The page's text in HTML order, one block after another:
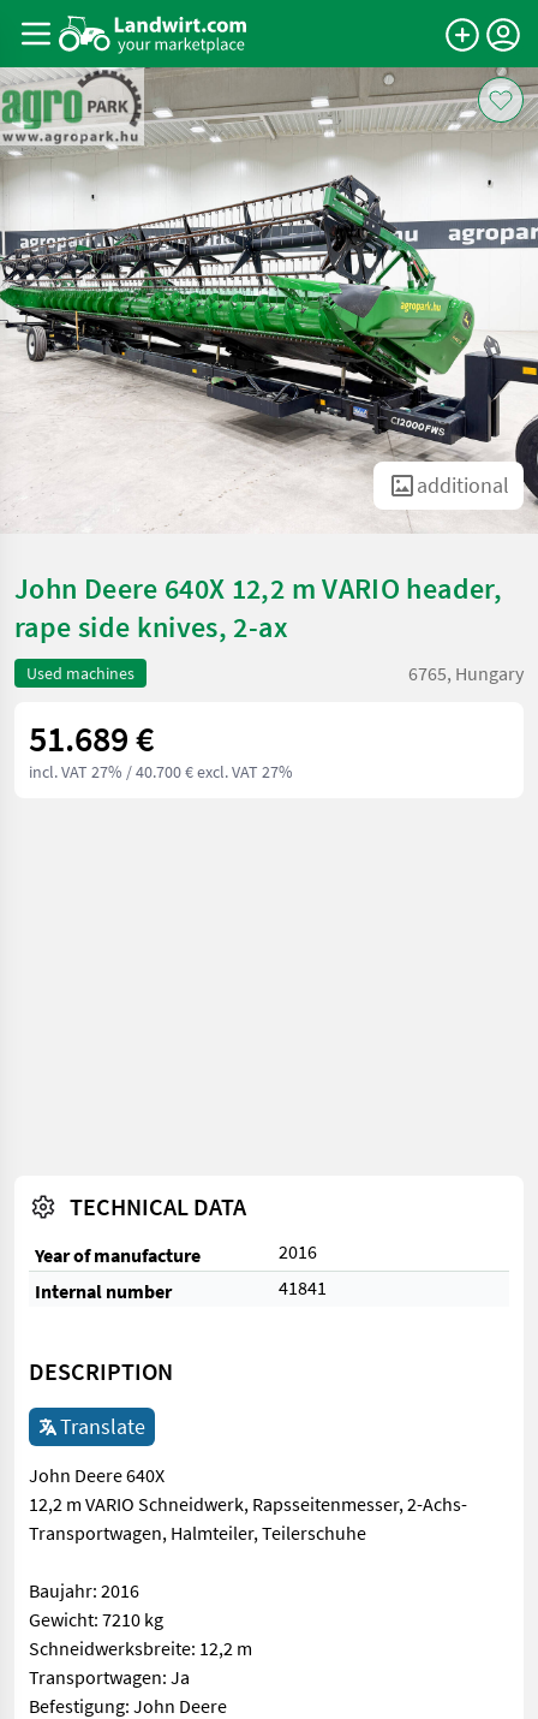
additional
John Deere 640X 12,2 m VARIO header,
rape side knives, 2-ax
Used machines 6765, Hungary
51.689 €
incl. VAT 27% / 40.700 € excl. VAT 27%
TECHNICAL DATA
Year of manufacture
2016
Internal number
41841
DESCRIPTION
Translate
John Deere 640X
12,2 m VARIO Schneidwerk, Rapsseitenmesser, 2-Achs-
Transportwagen, Halmteiler, Teilerschuhe
Baujahr: 2016
Gewicht: 7210 kg
Schneidwerksbreite: 12,2 m
Transportwagen: Ja
Befestigung: John Deere